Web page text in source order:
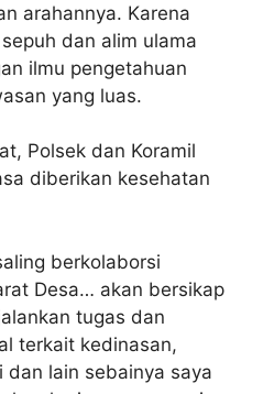
arahannya. Karena
dan alim ulama
ilmu pengetahuan
yang luas.
Polsek dan Koramil
diberikan kesehatan
berkolaborsi
Desa… akan bersikap
tugas dan
terkait kedinasan,
dan lain sebainya saya